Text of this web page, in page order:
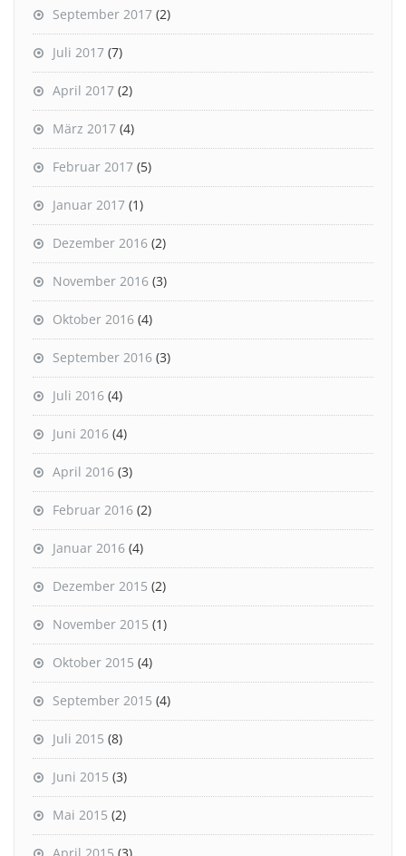
September 2017 (2)
Juli 2017 (7)
April 2017 (2)
März 2017 (4)
Februar 2017 (5)
Januar 2017 (1)
Dezember 2016 (2)
November 2016 (3)
Oktober 2016 (4)
September 2016 (3)
Juli 2016 (4)
Juni 2016 (4)
April 2016 (3)
Februar 2016 (2)
Januar 2016 (4)
Dezember 2015 (2)
November 2015 (1)
Oktober 2015 (4)
September 2015 (4)
Juli 2015 (8)
Juni 2015 (3)
Mai 2015 (2)